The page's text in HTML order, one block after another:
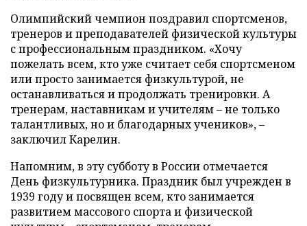
Олимпийский чемпион поздравил спортсменов,
тренеров и преподавателей физической культуры
с профессиональным праздником. «Хочу
пожелать всем, кто уже считает себя спортсменом
или просто занимается физкультурой, не
останавливаться и продолжать тренировки. А
тренерам, наставникам и учителям – не только
талантливых, но и благодарных учеников», –
заключил Карелин.
Напомним, в эту субботу в России отмечается
День физкультурника. Праздник был учрежден в
1939 году и посвящен всем, кто занимается
развитием массового спорта и физической